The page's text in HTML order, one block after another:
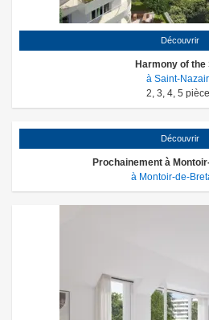
Découvrir
Harmony of the
à Saint-
2, 3, 4, 5
Découvrir
Prochainement à
à Montoir-de-